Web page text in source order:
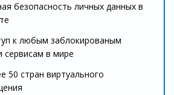
безопасность личных данных в
к любым заблокированым
сервисам в мире
50 стран виртуального